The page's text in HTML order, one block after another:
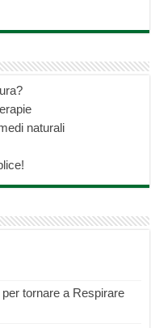
naturali
tornare a Respirare